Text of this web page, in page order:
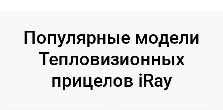
Популярные модели
Тепловизионных
прицелов iRay